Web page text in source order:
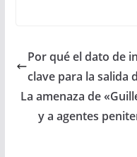
Por qué el dato de
clave para la salida
La amenaza de
y a agentes